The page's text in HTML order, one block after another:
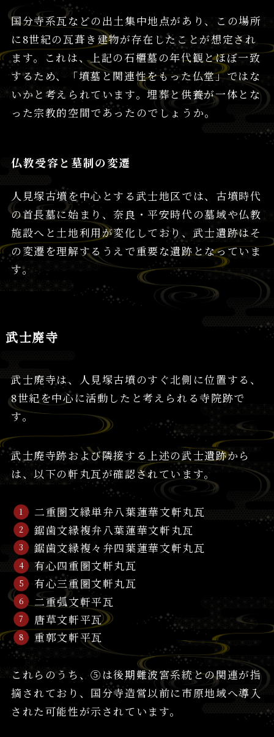
国分寺系瓦などの出土集中地点があり、この場所
に8世紀の瓦葺き建物が存在したことが想定され
ます。これは、上記の石櫃墓の年代観とほぼ一致
するため、「墳墓と関連性をもった仏堂」ではな
いかと考えられています。埋葬と供養が一体とな
った宗教的空間であったのでしょうか。
仏教受容と墓制の変遷
人見塚古墳を中心とする武士地区では、古墳時代
の首長墓に始まり、奈良・平安時代の墓域や仏教
施設へと土地利用が変化しており、武士遺跡はそ
の変遷を理解するうえで重要な遺跡となっていま
す。
武士廃寺
武士廃寺は、人見塚古墳のすぐ北側に位置する、
8世紀を中心に活動したと考えられる寺院跡で
す。
武士廃寺跡および隣接する上述の武士遺跡から
は、以下の軒丸瓦が確認されています。
二重圏文縁単弁八葉蓮華文軒丸瓦
鋸歯文縁複弁八葉蓮華文軒丸瓦
鋸歯文縁複々弁四葉蓮華文軒丸瓦
有心四重圏文軒丸瓦
有心三重圏文軒丸瓦
二重弧文軒平瓦
唐草文軒平瓦
重郭文軒平瓦
これらのうち、⑤は後期難波宮系統との関連が指
摘されており、国分寺造営以前に市原地域へ導入
された可能性が示されています。